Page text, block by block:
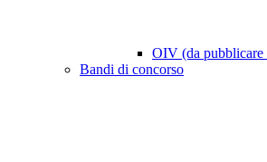
OIV (da pubblicare
Bandi di concorso